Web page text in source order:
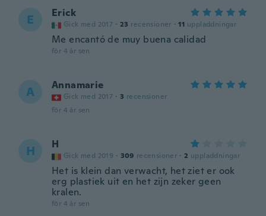
E Erick
Gick med 2017 · 23 recensioner · 11 uppladdningar
Me encantó de muy buena calidad
för 4 år sen
A Annamarie
Gick med 2017 · 3 recensioner
för 4 år sen
H H
Gick med 2019 · 309 recensioner · 2 uppladdningar
Het is klein dan verwacht, het ziet er ook
erg plastiek uit en het zijn zeker geen
kralen.
för 4 år sen